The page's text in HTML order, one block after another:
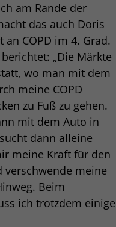
am Rande der
das auch Doris
COPD im 4. Grad.
„Die Märkte
wo man mit dem
meine COPD
zu Fuß zu gehen.
mit dem Auto in
dann alleine
meine Kraft für den
verschwende meine
Beim
ich trotzdem einige